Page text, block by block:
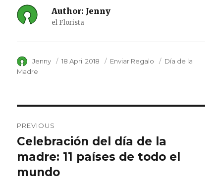
Author: Jenny
el Florista
Author
Jenny
Posted
18 April 2018 Category
Enviar Regalo Tags
Día de la
Madre
navigation
PREVIOUS
Previous
post:
Celebración del día de la
madre: 11 países de todo el
mundo